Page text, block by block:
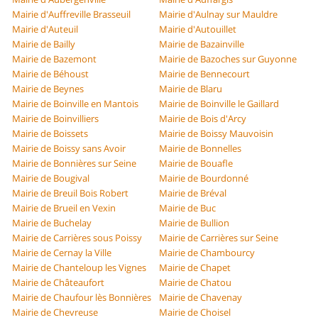
Mairie d'Auffreville Brasseuil
Mairie d'Aulnay sur Mauldre
Mairie d'Auteuil
Mairie d'Autouillet
Mairie de Bailly
Mairie de Bazainville
Mairie de Bazemont
Mairie de Bazoches sur Guyonne
Mairie de Béhoust
Mairie de Bennecourt
Mairie de Beynes
Mairie de Blaru
Mairie de Boinville en Mantois
Mairie de Boinville le Gaillard
Mairie de Boinvilliers
Mairie de Bois d'Arcy
Mairie de Boissets
Mairie de Boissy Mauvoisin
Mairie de Boissy sans Avoir
Mairie de Bonnelles
Mairie de Bonnières sur Seine
Mairie de Bouafle
Mairie de Bougival
Mairie de Bourdonné
Mairie de Breuil Bois Robert
Mairie de Bréval
Mairie de Brueil en Vexin
Mairie de Buc
Mairie de Buchelay
Mairie de Bullion
Mairie de Carrières sous Poissy
Mairie de Carrières sur Seine
Mairie de Cernay la Ville
Mairie de Chambourcy
Mairie de Chanteloup les Vignes
Mairie de Chapet
Mairie de Châteaufort
Mairie de Chatou
Mairie de Chaufour lès Bonnières
Mairie de Chavenay
Mairie de Chevreuse
Mairie de Choisel